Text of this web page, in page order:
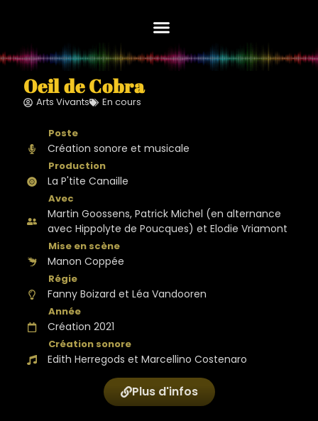
Edith Herregods
Oeil de Cobra
Arts Vivants En cours
Création sonore et musicale
La P'tite Canaille
Martin Goossens, Patrick Michel (en alternance
avec Hippolyte de Poucques) et Elodie Vriamont
Manon Coppée
Fanny Boizard et Léa Vandooren
Création 2021
Edith Herregods et Marcellino Costenaro
Plus d'infos
Oeil de Cobra